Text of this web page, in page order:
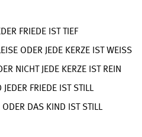
FRIEDE IST TIEF
ODER JEDE KERZE IST WEISS
NICHT JEDE KERZE IST REIN
FRIEDE IST STILL
ODER DAS KIND IST STILL